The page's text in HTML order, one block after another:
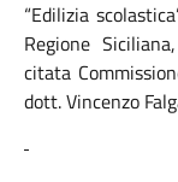
“Edilizia
Regione
citata
dott. Vincenzo